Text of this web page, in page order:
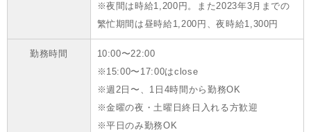
※夜間は時給1,200円。また2023年3月までの
繁忙期間は昼時給1,200円、夜時給1,300円
勤務時間
10:00〜22:00
※15:00〜17:00はclose
※週2日〜、1日4時間から勤務OK
※金曜の夜・土曜日終日入れる方歓迎
※平日のみ勤務OK